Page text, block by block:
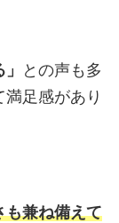
との声も多
足感があり
も兼ね備えて